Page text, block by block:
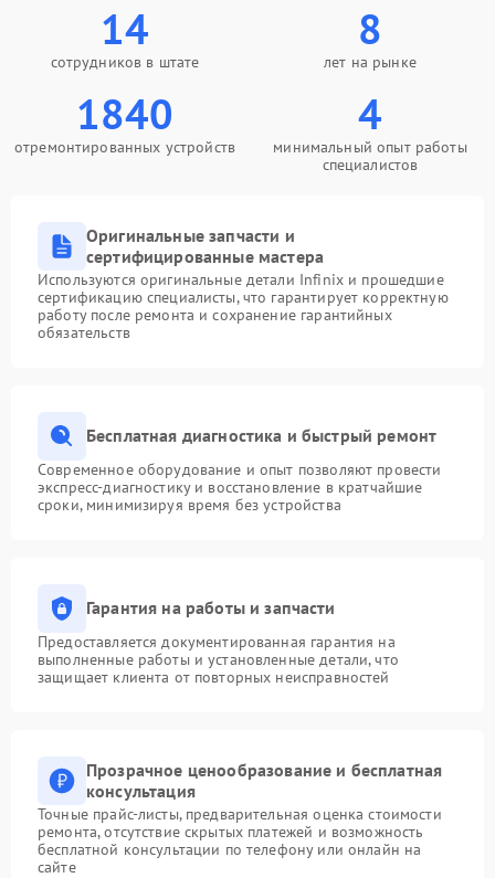
14
сотрудников в штате
8
лет на рынке
1840
отремонтированных устройств
4
минимальный опыт работы
специалистов
Оригинальные запчасти и
сертифицированные мастера
Используются оригинальные детали Infinix и прошедшие
сертификацию специалисты, что гарантирует корректную
работу после ремонта и сохранение гарантийных
обязательств
Бесплатная диагностика и быстрый ремонт
Современное оборудование и опыт позволяют провести
экспресс-диагностику и восстановление в кратчайшие
сроки, минимизируя время без устройства
Гарантия на работы и запчасти
Предоставляется документированная гарантия на
выполненные работы и установленные детали, что
защищает клиента от повторных неисправностей
Прозрачное ценообразование и бесплатная
консультация
Точные прайс-листы, предварительная оценка стоимости
ремонта, отсутствие скрытых платежей и возможность
бесплатной консультации по телефону или онлайн на
сайте